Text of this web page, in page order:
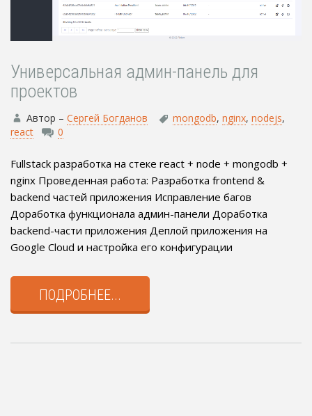
Универсальная админ-панель для
проектов
Автор – Сергей Богданов mongodb, nginx, nodejs,
react
0
Fullstack разработка на стеке react + node + mongodb +
nginx Проведенная работа: Разработка frontend &
backend частей приложения Исправление багов
Доработка функционала админ-панели Доработка
backend-части приложения Деплой приложения на
Google Cloud и настройка его конфигурации
ПОДРОБНЕЕ...